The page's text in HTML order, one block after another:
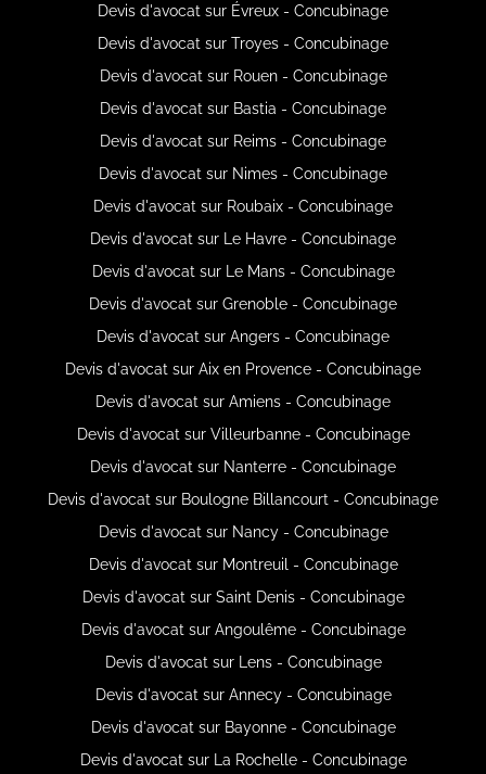
Devis d'avocat sur Évreux - Concubinage
Devis d'avocat sur Troyes - Concubinage
Devis d'avocat sur Rouen - Concubinage
Devis d'avocat sur Bastia - Concubinage
Devis d'avocat sur Reims - Concubinage
Devis d'avocat sur Nimes - Concubinage
Devis d'avocat sur Roubaix - Concubinage
Devis d'avocat sur Le Havre - Concubinage
Devis d'avocat sur Le Mans - Concubinage
Devis d'avocat sur Grenoble - Concubinage
Devis d'avocat sur Angers - Concubinage
Devis d'avocat sur Aix en Provence - Concubinage
Devis d'avocat sur Amiens - Concubinage
Devis d'avocat sur Villeurbanne - Concubinage
Devis d'avocat sur Nanterre - Concubinage
Devis d'avocat sur Boulogne Billancourt - Concubinage
Devis d'avocat sur Nancy - Concubinage
Devis d'avocat sur Montreuil - Concubinage
Devis d'avocat sur Saint Denis - Concubinage
Devis d'avocat sur Angoulême - Concubinage
Devis d'avocat sur Lens - Concubinage
Devis d'avocat sur Annecy - Concubinage
Devis d'avocat sur Bayonne - Concubinage
Devis d'avocat sur La Rochelle - Concubinage